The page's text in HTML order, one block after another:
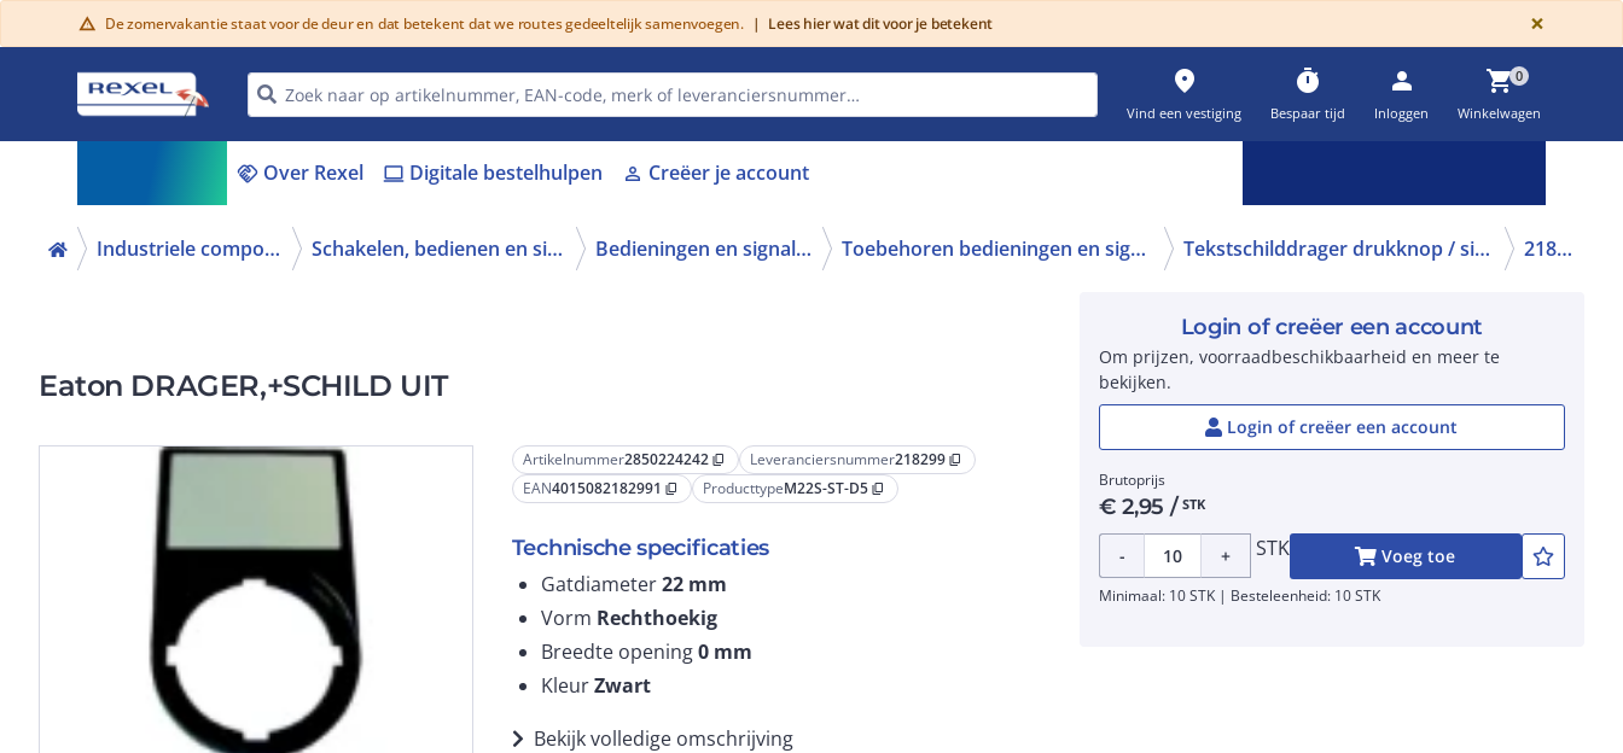
warning De zomervakantie staat voor de deur en dat betekent dat we routes gedeeltelijk samenvoegen. | Lees hier wat dit voor je betekent ×
place
Vind een vestiging
timer
Bespaar tijd
person
Inloggen
shopping_cart0
Winkelwagen
handshake Over Rexel laptop Digitale bestelhulpen person Creëer je account
Industriele componenten Schakelen, bedienen en signaleren Bedieningen en signaleringen Toebehoren bedieningen en signaleringen Tekstschilddrager drukknop / signaallamp 218299
Eaton DRAGER,+SCHILD UIT
Artikelnummer2850224242 content_copy Leveranciersnummer218299 content_copy
EAN4015082182991 content_copy ProducttypeM22S-ST-D5 content_copy
Technische specificaties
Gatdiameter22 mm
Vorm Rechthoekig
Breedte opening0 mm
KleurZwart
Bekijk volledige omschrijving
Login of creëer een account
Om prijzen, voorraadbeschikbaarheid en meer te
bekijken.
Login of creëer een account
Brutoprijs
€2,95 / STK
- + STK Voeg toe
Minimaal: 10 STK | Besteleenheid: 10 STK